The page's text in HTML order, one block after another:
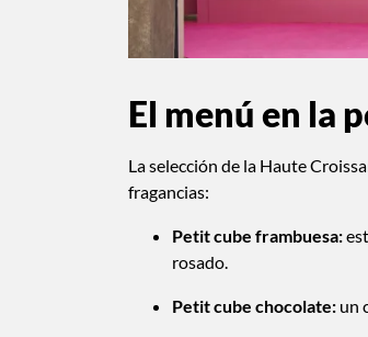
El menú en la
La selección de la Haute
fragancias:
Petit cube frambuesa:
rosado.
Petit cube chocolate: un